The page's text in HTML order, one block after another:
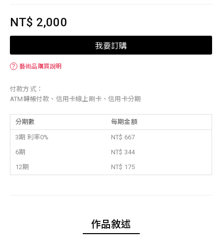
NT$ 2,000
我要訂購
？ 藝術品購買說明
付款方式：
ATM轉帳付款、信用卡線上刷卡、信用卡分期
分期數 每期金額
3期 利率0%
NT$ 667
6期
NT$ 344
12期
NT$ 175
作品敘述